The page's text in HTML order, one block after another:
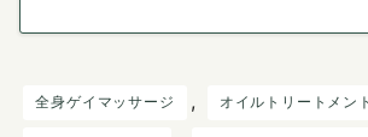
全身ゲイマッサージ , オイルトリートメント